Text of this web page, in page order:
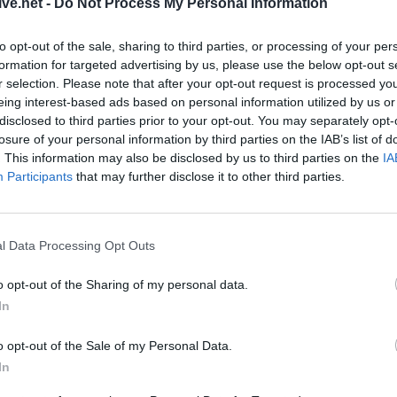
- Do Not Process My Personal Information
opt-out of the sale, sharing to third parties, or processing of your
for targeted advertising by us, please use the below opt-out
selection. Please note that after your opt-out request is processed
interest-based ads based on personal information utilized by us
to third parties prior to your opt-out. You may separately
of your personal information by third parties on the IAB’s list of
This information may also be disclosed by us to third parties on the
Participants that may further disclose it to other third parties.
Data Processing Opt Outs
opt-out of the Sharing of my personal data.
opt-out of the Sale of my Personal Data.
Μουζακίουγια κάθε υποψήφιο με τον συνδυασμό
Ντούρβα κάντεκλικεδώ
Μουζακίουγια κάθε υποψήφιο με τον συνδυασμό
εδώ
Τελευταία τροποποίηση στις22 Μαΐου 2014, 20:50
ΑΔΕΔΥ
χέρια από τον
Εργατικού
5 Αυγούστου 2026, 12:16
Κριάρι
Αυγούστου
ελαστικά του
ΛΑ.ΣΥ.